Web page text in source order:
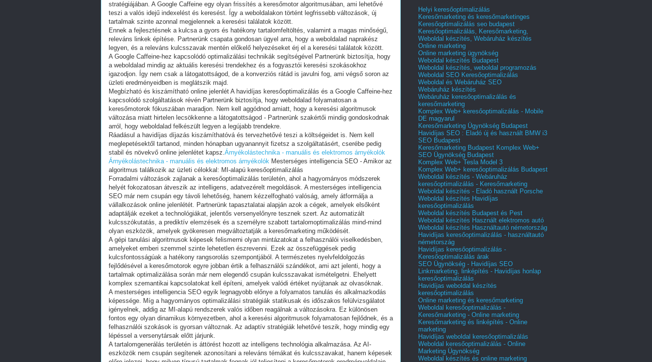
stratégiájában. A Google Caffeine egy olyan frissítés a keresőmotor algoritmusában, ami lehetővé
teszi a valós idejű indexelést és keresést. Így a weboldalakon történt legfrissebb változások, új
tartalmak szinte azonnal megjelennek a keresési találatok között.
Ennek a fejlesztésnek a kulcsa a gyors és hatékony tartalomfeltöltés, valamint a magas minőségű,
releváns linkek építése. Partnerünk csapata gondosan ügyel arra, hogy a weboldalad naprakész
legyen, és a releváns kulcsszavak mentén előkelő helyezéseket érj el a keresési találatok között.
A Google Caffeine-hez kapcsolódó optimalizálási technikák segítségével Partnerünk biztosítja, hogy
a weboldalad mindig az aktuális keresési trendekhez és a fogyasztói keresési szokásokhoz
igazodjon. Így nem csak a látogatottságod, de a konverziós rátád is javulni fog, ami végső soron az
üzleti eredményeidben is meglátszik majd.
Megbízható és kiszámítható online jelenlét A havidíjas keresőoptimalizálás és a Google Caffeine-hez
kapcsolódó szolgáltatások révén Partnerünk biztosítja, hogy weboldalad folyamatosan a
keresőmotorok fókuszában maradjon. Nem kell aggódnod amiatt, hogy a keresési algoritmusok
változása miatt hirtelen lecsökkenne a látogatottságod - Partnerünk szakértői mindig gondoskodnak
arról, hogy weboldalad felkészült legyen a legújabb trendekre.
Ráadásul a havidíjas díjazás kiszámíthatóvá és tervezhetővé teszi a költségeidet is. Nem kell
meglepetésektől tartanod, minden hónapban ugyanannyit fizetsz a szolgáltatásért, cserébe pedig
stabil és növekvő online jelenlétet kapsz.Árnyékolástechnika - manuális és elektromos árnyékolók
Árnyékolástechnika - manuális és elektromos árnyékolók Mesterséges intelligencia SEO - Amikor az
algoritmus találkozik az üzleti célokkal: MI-alapú keresőoptimalizálás
Forradalmi változások zajlanak a keresőoptimalizálás területén, ahol a hagyományos módszerek
helyét fokozatosan átveszik az intelligens, adatvezérelt megoldások. A mesterséges intelligencia
SEO már nem csupán egy távoli lehetőség, hanem kézzelfogható valóság, amely átformálja a
vállalkozások online jelenlétét. Partnerünk tapasztalatai alapján azok a cégek, amelyek elsőként
adaptálják ezeket a technológiákat, jelentős versenyelőnyre tesznek szert. Az automatizált
kulcsszókutatás, a prediktív elemzések és a személyre szabott tartalomoptimalizálás mind-mind
olyan eszközök, amelyek gyökeresen megváltoztatják a keresőmarketing működését.
A gépi tanulási algoritmusok képesek felismerni olyan mintázatokat a felhasználói viselkedésben,
amelyeket emberi szemmel szinte lehetetlen észrevenni. Ezek az összefüggések pedig
kulcsfontosságúak a hatékony rangsorolás szempontjából. A természetes nyelvfeldolgozás
fejlődésével a keresőmotorok egyre jobban értik a felhasználói szándékot, ami azt jelenti, hogy a
tartalmak optimalizálása során már nem elegendő csupán kulcsszavakat ismételgetni. Ehelyett
komplex szemantikai kapcsolatokat kell építeni, amelyek valódi értéket nyújtanak az olvasóknak.
A mesterséges intelligencia SEO egyik legnagyobb előnye a folyamatos tanulás és alkalmazkodás
képessége. Míg a hagyományos optimalizálási stratégiák statikusak és időszakos felülvizsgálatot
igényelnek, addig az MI-alapú rendszerek valós időben reagálnak a változásokra. Ez különösen
fontos egy olyan dinamikus környezetben, ahol a keresési algoritmusok folyamatosan fejlődnek, és a
felhasználói szokások is gyorsan változnak. Az adaptív stratégiák lehetővé teszik, hogy mindig egy
lépéssel a versenytársak előtt járjunk.
A tartalomgenerálás területén is áttörést hozott az intelligens technológia alkalmazása. Az AI-
eszközök nem csupán segítenek azonosítani a releváns témákat és kulcsszavakat, hanem képesek
Helyi keresőoptimalizálás
Keresőmarketing és keresőmarketinges
Keresőoptimalizálás seo budapest
Keresőoptimalizálás, Keresőmarketing,
Weboldal készítés, Webáruház készítés
Online marketing
Online marketing ügynökség
Weboldal készítés Budapest
Weboldal készítés, weboldal programozás
Weboldal SEO Keresőoptimalizálás
Weboldal és Webáruház SEO
Webáruház készítés
Webáruház keresőoptimalizálás és
keresőmarketing
Komplex Web+ keresőoptimalizálás - Mobile
DE magyarul
Keresőmarketing Ügynökség Budapest
Havidíjas SEO : Eladó új és használt BMW i3
SEO Budapest
Keresőmarketing Budapest Komplex Web+
SEO Ügynökség Budapest
Komplex Web+ Tesla Model 3
Komplex Web+ keresőoptimalizálás Budapest
Weboldal készítés - Webáruház
keresőoptimalizálás - Keresőmarketing
Weboldal készítés - Eladó használt Porsche
Weboldal készítés Havidíjas
keresőoptimalizálás
Weboldal készítés Budapest és Pest
Weboldal készítés Használt elektromos autó
Weboldal készítés Használtautó németország
Havidíjas keresőoptimalizálás - használtautó
németország
Havidíjas keresőoptimalizálás -
Keresőoptimalizálás árak
SEO Ügynökség - Havidíjas SEO
Linkmarketing, linképítés - Havidíjas honlap
keresőoptimalizálás
Havidíjas weboldal készítés
keresőoptimalizálás
Online marketing és keresőmarketing
Weboldal keresőoptimalizálás -
Keresőmarketing - Online marketing
Keresőmarketing és linképítés - Online
marketing
Havidíjas weboldal keresőoptimalizálás
Weboldal keresőoptimalizálás - Online
Marketing Ügynökség
Weboldal készítés és online marketing